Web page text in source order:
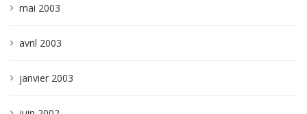
mai 2003
avril 2003
janvier 2003